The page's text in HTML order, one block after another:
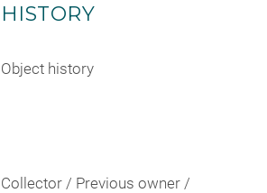
HISTORY
Object history
Collector / Previous owner /